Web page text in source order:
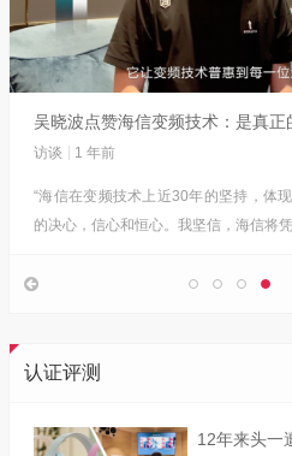
吴晓波点赞海信变频技术：是真正
访谈 1 年前
“海信在变频技术上近30年的坚持，体
的决心，信心和恒心。我坚信，海信将凭
认证评测
12年来头一